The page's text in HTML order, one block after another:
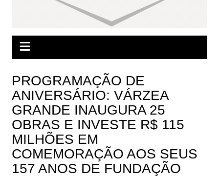
PROGRAMAÇÃO DE
ANIVERSÁRIO: VÁRZEA
GRANDE INAUGURA 25
OBRAS E INVESTE R$ 115
MILHÕES EM
COMEMORAÇÃO AOS SEUS
157 ANOS DE FUNDAÇÃO